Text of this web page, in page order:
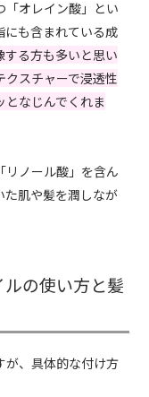
「オレイン酸」とい
にも含まれている成
る方も多いと思い
クスチャーで浸透性
なじんでくれま
リノール酸」を含ん
た肌や髪を潤しなが
の使い方と髪
が、具体的な付け方